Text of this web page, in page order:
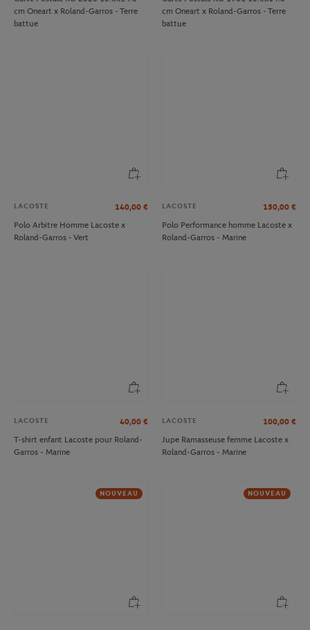
cm Oneart x Roland-Garros - Terre
battue
cm Oneart x Roland-Garros - Terre
battue
LACOSTE 140,00 €
Polo Arbitre Homme Lacoste x
Roland-Garros - Vert
LACOSTE 150,00 €
Polo Performance homme Lacoste x
Roland-Garros - Marine
LACOSTE 40,00 €
T-shirt enfant Lacoste pour Roland-
Garros - Marine
LACOSTE 100,00 €
Jupe Ramasseuse femme Lacoste x
Roland-Garros - Marine
NOUVEAU NOUVEAU